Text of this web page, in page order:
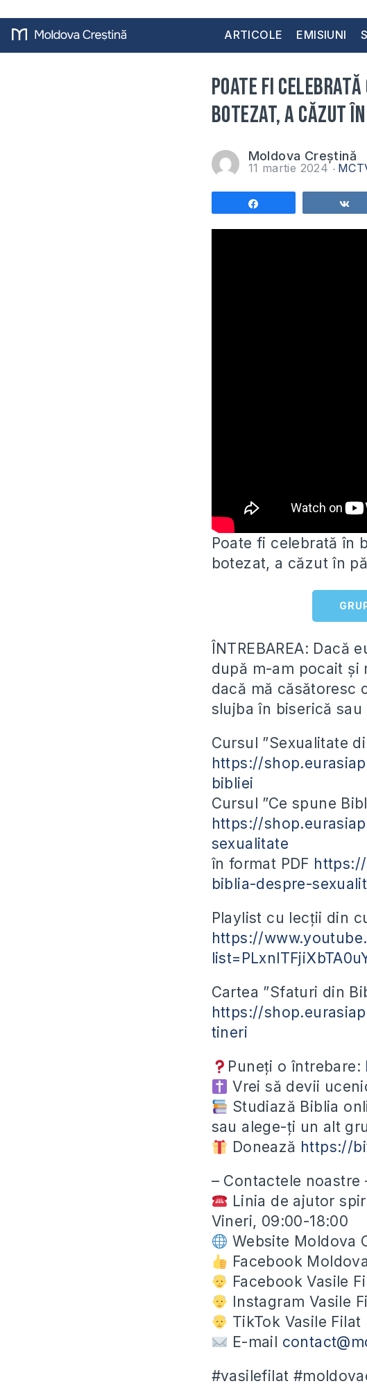
ARTICOLE EMISIUNI
Poate fi celebrată
botezat, a căzut
Moldova Creștină
11 martie 2024
Poate fi celebrată în
botezat, a căzut în
ÎNTREBAREA: Dacă
după m-am pocait și
dacă mă căsătoresc
slujba în biserică sau
Cursul ”Sexualitate
https://
bibliei
Cursul ”Ce spune
https://
sexualitate
în format PDF
biblia-despre-
Playlist cu lecții din
https://
Cartea ”Sfaturi din
https://
tineri
Puneți o întrebare:
Vrei să devii
Studiază Biblia
sau alege-ți un alt
Donează https://
– Contactele noastre
Linia de ajutor
Vineri, 09:00-18:00
Website Moldova
Facebook
Facebook Vasile
Instagram Vasile
TikTok Vasile Filat
E-mail
#vasilefilat